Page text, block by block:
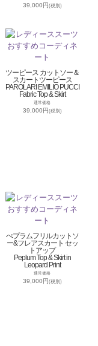
39,000円(税別)
ツーピース カットソー＆
スカートツーピース
PAROLARI EMILIO PUCCI
Fabric Top & Skirt
通常価格
39,000円(税別)
ぺプラムフリルカットソ
ー&フレアスカート セッ
トアップ
Peplum Top & Skirt in
Leopard Print
通常価格
39,000円(税別)